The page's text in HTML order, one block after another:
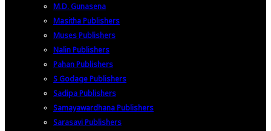
M.D. Gunasena
Masitha Publishers
Muses Publishers
Nalin Publishers
Pahan Publishers
S Godage Publishers
Sadipa Publishers
Samayawardhana Publishers
Sarasavi Publishers